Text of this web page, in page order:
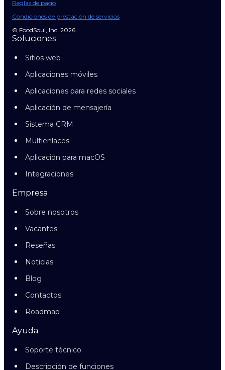
Reglas de pago
Condiciones de prestación de servicios
© FoodSoul, Inc. 2026.
Soluciones
Sitios web
Aplicaciones móviles
Aplicaciones para redes sociales
Aplicación de mensajería
Sistema CRM
Multienlaces
Aplicación para macOS
Integraciones
Empresa
Sobre nosotros
Vacantes
Reseñas
Noticias
Blog
Contactos
Roadmap
Ayuda
Soporte técnico
Descripción de funciones